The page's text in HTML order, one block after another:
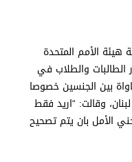
هيئة الأمم المتحدة
والطلاب في
بين الجنسين خصوصا
وقالت: “اريد فقط
الأمل بان يتم تصحيح